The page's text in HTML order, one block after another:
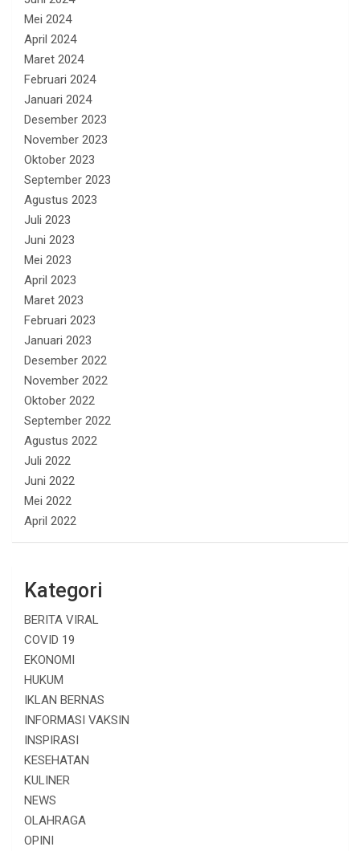
Mei 2024
April 2024
Maret 2024
Februari 2024
Januari 2024
Desember 2023
November 2023
Oktober 2023
September 2023
Agustus 2023
Juli 2023
Juni 2023
Mei 2023
April 2023
Maret 2023
Februari 2023
Januari 2023
Desember 2022
November 2022
Oktober 2022
September 2022
Agustus 2022
Juli 2022
Juni 2022
Mei 2022
April 2022
Kategori
BERITA VIRAL
COVID 19
EKONOMI
HUKUM
IKLAN BERNAS
INFORMASI VAKSIN
INSPIRASI
KESEHATAN
KULINER
NEWS
OLAHRAGA
OPINI